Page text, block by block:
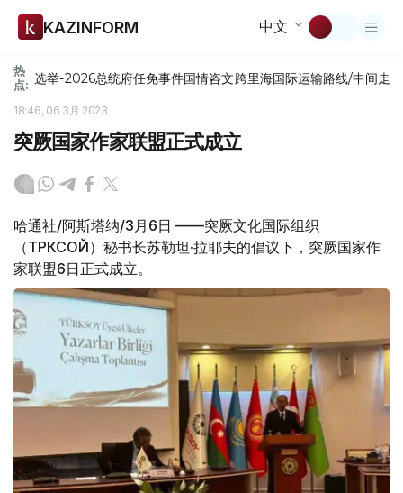
KAZINFORM 中文
热
点: 选举-2026总统府任免事件国情咨文跨里海国际运输路线/中间走廊
18:46, 06 3月 2023
突厥国家作家联盟正式成立
哈通社/阿斯塔纳/3月6日 ——突厥文化国际组织
（ТҮРКСОЙ）秘书长苏勒坦·拉耶夫的倡议下，突厥国家作
家联盟6日正式成立。